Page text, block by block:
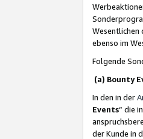
Wesentlichen
ebenso im
Folgende
(a) Bounty
In den in der
Events“ die
der Kunde in